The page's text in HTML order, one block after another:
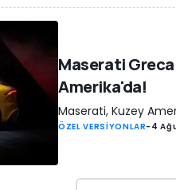
Maserati
Amerika'da!
Maserati, Kuzey
ÖZEL VERSİYONLAR- 4